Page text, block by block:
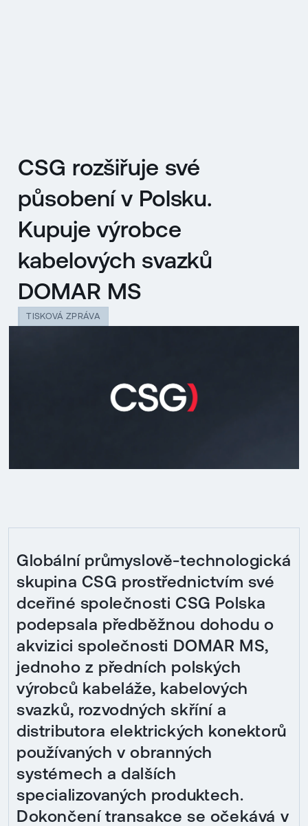
CSG rozšiřuje své
působení v Polsku.
Kupuje výrobce
kabelových svazků
DOMAR MS
TISKOVÁ ZPRÁVA
Globální průmyslově-technologická
skupina CSG prostřednictvím své
dceřiné společnosti CSG Polska
podepsala předběžnou dohodu o
akvizici společnosti DOMAR MS,
jednoho z předních polských
výrobců kabeláže, kabelových
svazků, rozvodných skříní a
distributora elektrických konektorů
používaných v obranných
systémech a dalších
specializovaných produktech.
Dokončení transakce se očekává v